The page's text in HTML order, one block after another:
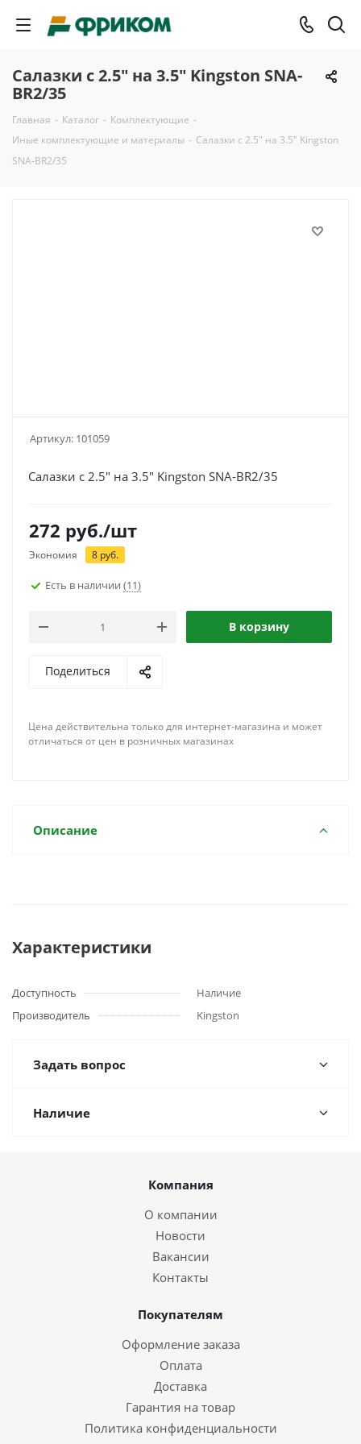
Салазки с 2.5" на 3.5" Kingston SNA-
BR2/35
Главная - Каталог - Комплектующие -
Иные комплектующие и материалы - Салазки с 2.5" на 3.5" Kingston
SNA-BR2/35
Артикул: 101059
Салазки с 2.5" на 3.5" Kingston SNA-BR2/35
272 руб./шт
Экономия 8 руб.
Есть в наличии (11)
В корзину
Поделиться
Цена действительна только для интернет-магазина и может
отличаться от цен в розничных магазинах
Описание
Характеристики
Доступность
Наличие
Производитель
Kingston
Задать вопрос
Наличие
Компания
О компании
Новости
Вакансии
Контакты
Покупателям
Оформление заказа
Оплата
Доставка
Гарантия на товар
Политика конфиденциальности